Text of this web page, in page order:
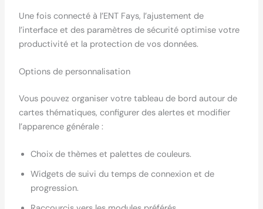
Une fois connecté à l’ENT Fays, l’ajustement de
l’interface et des paramètres de sécurité optimise votre
productivité et la protection de vos données.
Options de personnalisation
Vous pouvez organiser votre tableau de bord autour de
cartes thématiques, configurer des alertes et modifier
l’apparence générale :
Choix de thèmes et palettes de couleurs.
Widgets de suivi du temps de connexion et de
progression.